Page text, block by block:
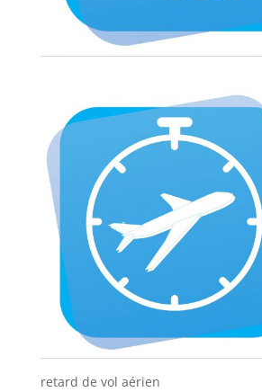
retard de vol aérien